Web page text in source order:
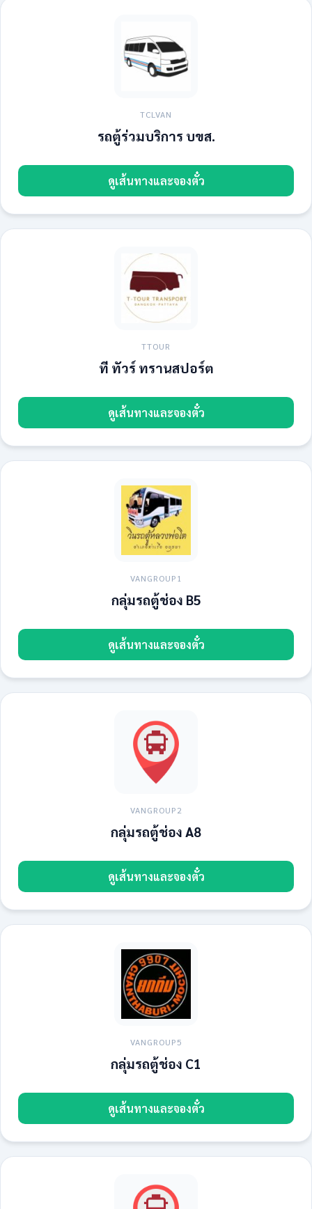
TCLVAN
รถตู้ร่วมบริการ บขส.
ดูเส้นทางและจองตั๋ว
TTOUR
ที ทัวร์ ทรานสปอร์ต
ดูเส้นทางและจองตั๋ว
VANGROUP1
กลุ่มรถตู้ช่อง B5
ดูเส้นทางและจองตั๋ว
VANGROUP2
กลุ่มรถตู้ช่อง A8
ดูเส้นทางและจองตั๋ว
VANGROUP5
กลุ่มรถตู้ช่อง C1
ดูเส้นทางและจองตั๋ว